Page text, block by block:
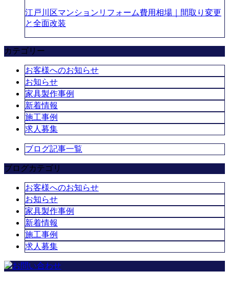
江戸川区マンションリフォーム費用相場｜間取り変更
と全面改装
カテゴリー
お客様へのお知らせ
お知らせ
家具製作事例
新着情報
施工事例
求人募集
ブログ記事一覧
ブログカテゴリ
お客様へのお知らせ
お知らせ
家具製作事例
新着情報
施工事例
求人募集